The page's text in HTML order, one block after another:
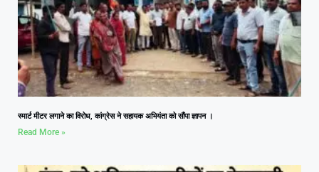
स्मार्ट मीटर लगाने का विरोध, कांग्रेस ने सहायक अभियंता को सौंपा ज्ञापन ।
Read More »